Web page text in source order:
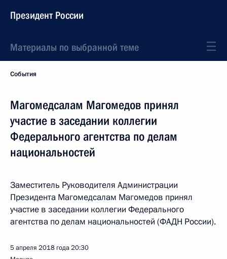
Президент России
Материалы по выбранной теме
События
Магомедсалам Магомедов принял
участие в заседании коллегии
Федерального агентства по делам
национальностей
Заместитель Руководителя Администрации
Президента Магомедсалам Магомедов принял
участие в заседании коллегии Федерального
агентства по делам национальностей (ФАДН России).
5 апреля 2018 года20:30